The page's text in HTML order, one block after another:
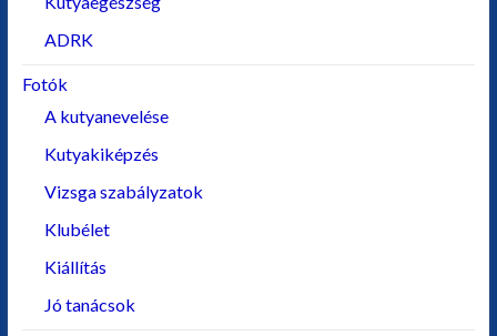
ADRK
Fotók
A kutyanevelése
Kutyakiképzés
Vizsga szabályzatok
Klubélet
Kiállítás
Jó tanácsok